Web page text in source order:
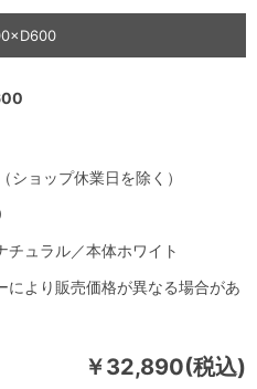
￥32,890(税込)
により販売価格が異なる場合があ
ショップ休業日を除く）
チュラル／本体ホワイト